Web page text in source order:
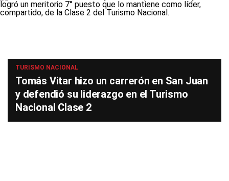
TURISMO NACIONAL
Tomás Vitar hizo un carrerón en San Juan
y defendió su liderazgo en el Turismo
Nacional Clase 2